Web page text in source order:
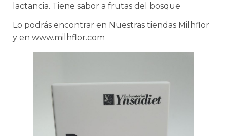
lactancia. Tiene sabor a frutas del bosque
Lo podrás encontrar en Nuestras tiendas Milhflor
y en www.milhflor.com